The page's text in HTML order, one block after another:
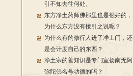
引不知去往何处。
东方净土药师佛那里也是很好的，
为什么东方没有接引之说呢？
为什么有的修行人进了净土门，还
是会计度自己的东西？
净土宗的善知识是专门宣扬南无阿
弥陀佛名号功德的吗？